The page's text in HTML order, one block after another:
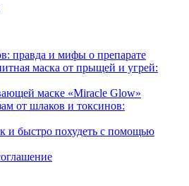
правда и мифы о препарате
маска от прыщей и угрей:
маске «Miracle Glow»
от шлаков и токсинов:
и быстро похудеть с помощью